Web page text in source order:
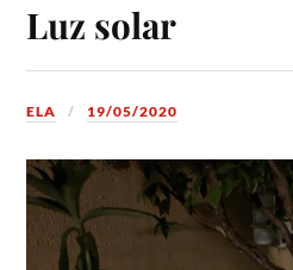
Luz solar
ELA 19/05/2020